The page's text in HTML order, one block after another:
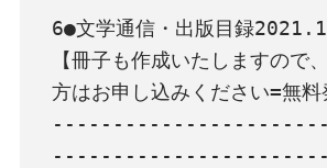
6●文学通信・出版目録
【冊子も作成いたしますので
方はお申し込みください=無料